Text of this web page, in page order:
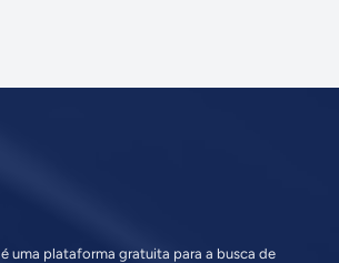
é uma plataforma gratuita para a busca de